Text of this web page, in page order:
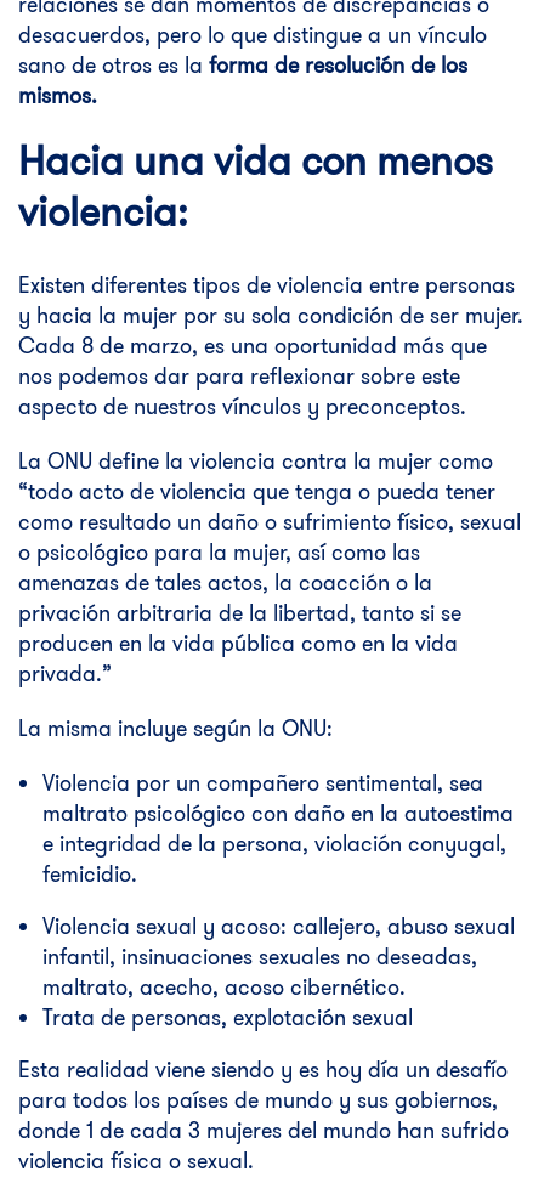
desacuerdos, pero lo que distingue a un vínculo
sano de otros es la forma de resolución de los
mismos.
Hacia una vida con menos
violencia:
Existen diferentes tipos de violencia entre personas
y hacia la mujer por su sola condición de ser mujer.
Cada 8 de marzo, es una oportunidad más que
nos podemos dar para reflexionar sobre este
aspecto de nuestros vínculos y preconceptos.
La ONU define la violencia contra la mujer como
“todo acto de violencia que tenga o pueda tener
como resultado un daño o sufrimiento físico, sexual
o psicológico para la mujer, así como las
amenazas de tales actos, la coacción o la
privación arbitraria de la libertad, tanto si se
producen en la vida pública como en la vida
privada.”
La misma incluye según la ONU:
Violencia por un compañero sentimental, sea
maltrato psicológico con daño en la autoestima
e integridad de la persona, violación conyugal,
femicidio.
Violencia sexual y acoso: callejero, abuso sexual
infantil, insinuaciones sexuales no deseadas,
maltrato, acecho, acoso cibernético.
Trata de personas, explotación sexual
Esta realidad viene siendo y es hoy día un desafío
para todos los países de mundo y sus gobiernos,
donde 1 de cada 3 mujeres del mundo han sufrido
violencia física o sexual.